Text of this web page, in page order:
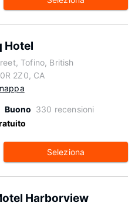
Hotel
Tofino, British
2Z0, CA
Buono 330 recensioni
Seleziona
Harborview